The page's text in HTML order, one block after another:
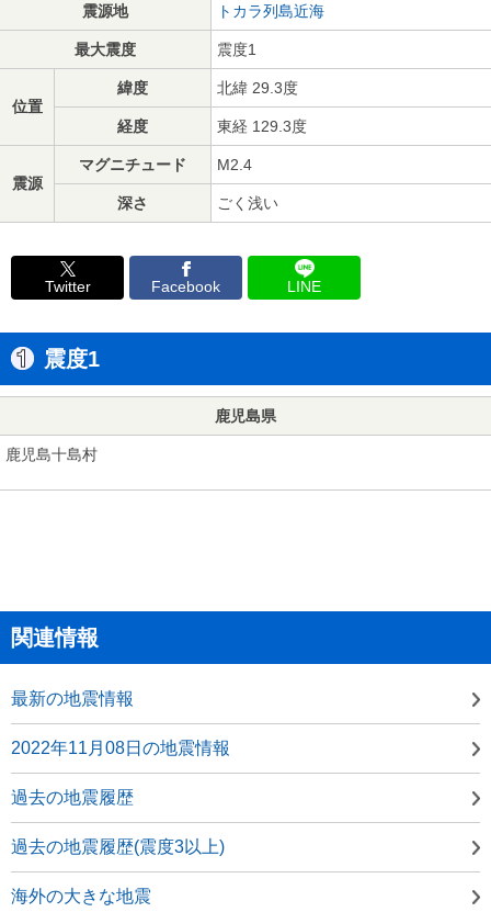
震源地 トカラ列島近海
最大震度 震度1
位置
緯度 北緯 29.3度
経度 東経 129.3度
震源
マグニチュード M2.4
深さ ごく浅い
Twitter Facebook LINE
震度1
鹿児島県
鹿児島十島村
関連情報
最新の地震情報
2022年11月08日の地震情報
過去の地震履歴
過去の地震履歴(震度3以上)
海外の大きな地震